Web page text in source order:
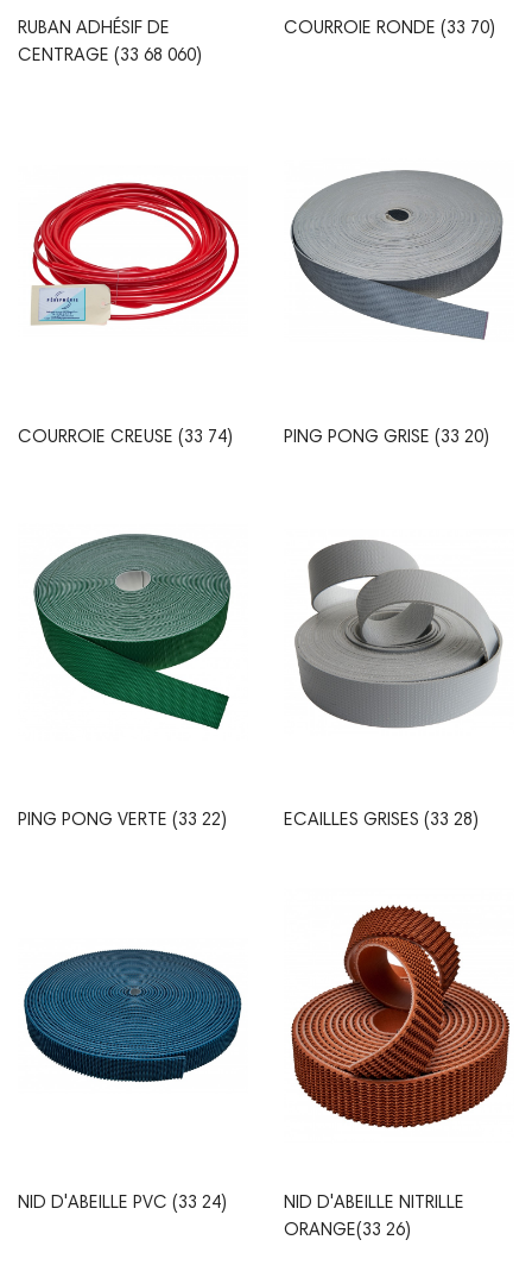
RUBAN ADHÉSIF DE
CENTRAGE (33 68 060)
COURROIE RONDE (33 70)
COURROIE CREUSE (33 74) PING PONG GRISE (33 20)
PING PONG VERTE (33 22) ECAILLES GRISES (33 28)
NID D'ABEILLE PVC (33 24)
NID D'ABEILLE NITRILLE
ORANGE(33 26)